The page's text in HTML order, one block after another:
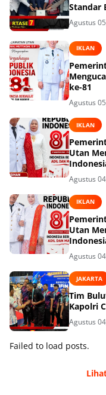
Standar
Agustus
IKLAN
ke-81
Agustus
IKLAN
Utan
Agustus
IKLAN
Utan
Agustus
JAKARTA
Tim
Kapolri
Agustus
Failed to load posts.